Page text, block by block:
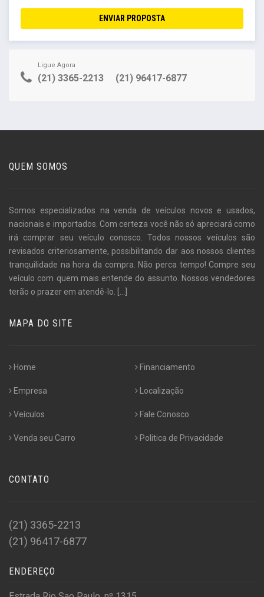
ENVIAR PROPOSTA
Ligue Agora
(21) 3365-2213 (21) 96417-6877
QUEM SOMOS
Somos especializados na venda de veículos novos e usados,
nacionais e importados. Com certeza você não só apreciará como
irá comprar seu veículo conosco. Todos nossos veículos são
revisados criteriosamente, possibilitando dar aos nossos clientes
tranquilidade na hora da compra. Não perca tempo! Compre seu
veículo com quem mais entende do assunto. Nossos vendedores
terão o prazer em atendê-lo. [...]
MAPA DO SITE
Home
Empresa
Veículos
Venda seu Carro
Financiamento
Localização
Fale Conosco
Politica de Privacidade
CONTATO
(21) 3365-2213
(21) 96417-6877
ENDEREÇO